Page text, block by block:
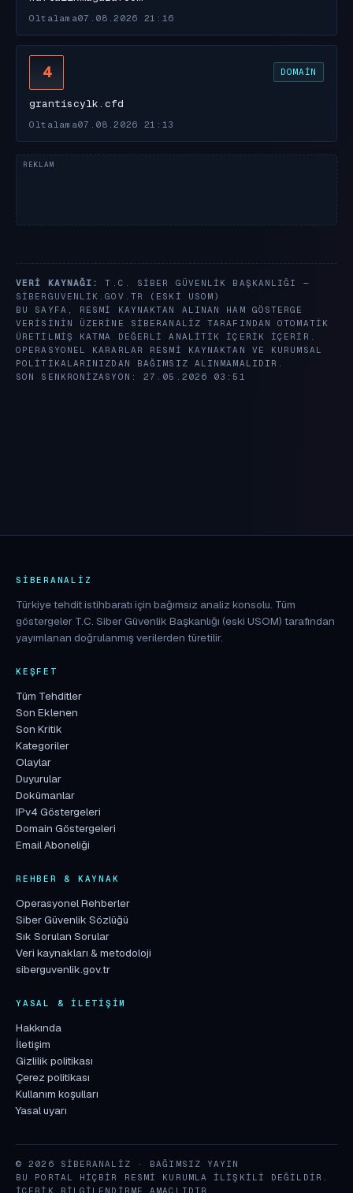
Oltalama07.08.2026 21:16
4 DOMAIN
grantiscylk.cfd
Oltalama07.08.2026 21:13
VERI KAYNAĞI:
T.C. SIBER GÜVENLIK BAŞKANLIĞI —
SIBERGUVENLIK.GOV.TR
(ESKI USOM)
BU SAYFA, RESMI KAYNAKTAN ALINAN HAM GÖSTERGE
VERISININ ÜZERINE SIBERANALIZ TARAFINDAN OTOMATIK
ÜRETILMIŞ KATMA DEĞERLI ANALITIK IÇERIK IÇERIR.
OPERASYONEL KARARLAR RESMI KAYNAKTAN VE KURUMSAL
POLITIKALARINIZDAN BAĞIMSIZ ALINMAMALIDIR.
SON SENKRONIZASYON: 27.05.2026 03:51
SIBERANALIZ
Türkiye tehdit istihbaratı için bağımsız analiz konsolu. Tüm
göstergeler T.C. Siber Güvenlik Başkanlığı (eski USOM) tarafından
yayımlanan doğrulanmış verilerden türetilir.
KEŞFET
Tüm Tehditler
Son Eklenen
Son Kritik
Kategoriler
Olaylar
Duyurular
Dokümanlar
IPv4 Göstergeleri
Domain Göstergeleri
Email Aboneliği
REHBER & KAYNAK
Operasyonel Rehberler
Siber Güvenlik Sözlüğü
Sık Sorulan Sorular
Veri kaynakları & metodoloji
siberguvenlik.gov.tr
YASAL & İLETIŞIM
Hakkında
İletişim
Gizlilik politikası
Çerez politikası
Kullanım koşulları
Yasal uyarı
© 2026 SIBERANALIZ · BAĞIMSIZ YAYIN
BU PORTAL HIÇBIR RESMI KURUMLA ILIŞKILI DEĞILDIR.
İÇERIK BILGILENDIRME AMAÇLIDIR.